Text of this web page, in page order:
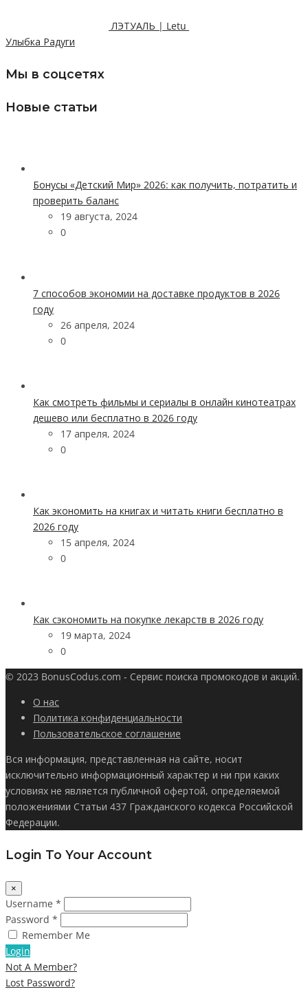
ЛЭТУАЛЬ | Letu
Улыбка Радуги
Мы в соцсетях
Новые статьи
Бонусы «Детский Мир» 2026: как получить, потратить и
проверить баланс
19 августа, 2024
0
7 способов экономии на доставке продуктов в 2026
году
26 апреля, 2024
0
Как смотреть фильмы и сериалы в онлайн кинотеатрах
дешево или бесплатно в 2026 году
17 апреля, 2024
0
Как экономить на книгах и читать книги бесплатно в
2026 году
15 апреля, 2024
0
Как сэкономить на покупке лекарств в 2026 году
19 марта, 2024
0
© 2023 BonusCodus.com - Сервис поиска промокодов и акций.
О нас
Политика конфиденциальности
Пользовательское соглашение
Вся информация, представленная на сайте, носит
исключительно информационный характер и ни при каких
условиях не является публичной офертой, определяемой
положениями Статьи 437 Гражданского кодекса Российской
Федерации.
Login To Your Account
×
Username *
Password *
Remember Me
Login
Not A Member?
Lost Password?